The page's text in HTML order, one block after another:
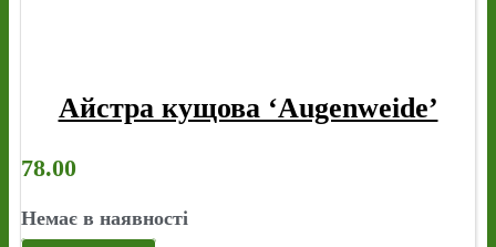
Айстра кущова ‘Augenweide’
78.00
Немає в наявності